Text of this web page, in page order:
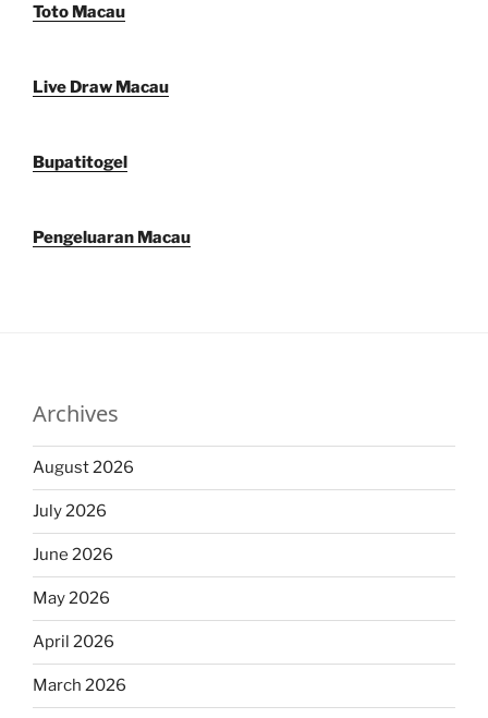
Toto Macau
Live Draw Macau
Bupatitogel
Pengeluaran Macau
Archives
August 2026
July 2026
June 2026
May 2026
April 2026
March 2026